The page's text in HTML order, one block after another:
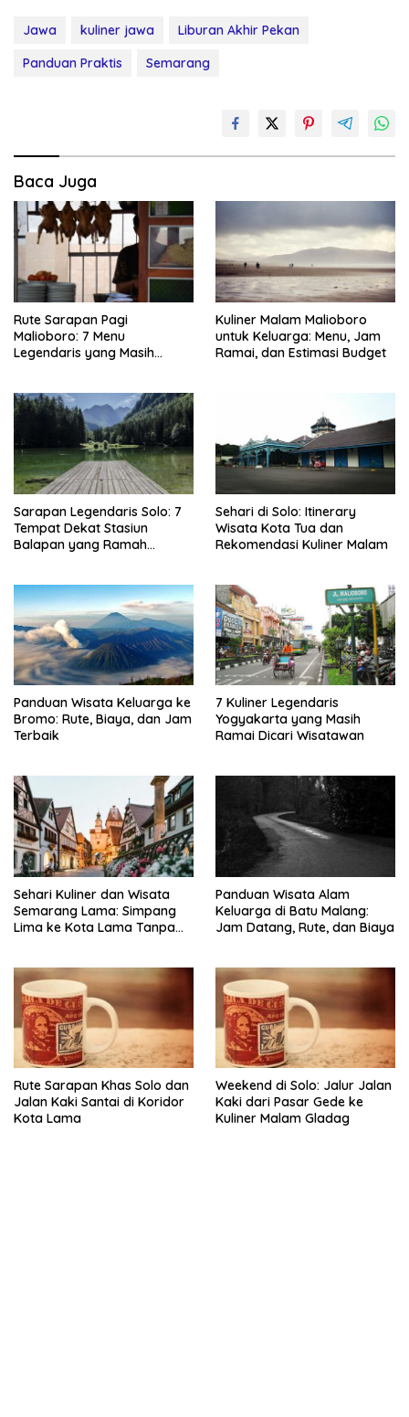
Jawa kuliner jawa
Liburan Akhir Pekan
Panduan Praktis
Semarang
Baca Juga
Rute Sarapan Pagi
Malioboro: 7 Menu
Legendaris yang Masih
Kuliner Malam Malioboro
untuk Keluarga: Menu, Jam
Ramai, dan Estimasi Budget
Sarapan Legendaris Solo: 7
Tempat Dekat Stasiun
Balapan yang Ramah
Sehari di Solo: Itinerary
Wisata Kota Tua dan
Rekomendasi Kuliner Malam
Panduan Wisata Keluarga ke
Bromo: Rute, Biaya, dan Jam
Terbaik
7 Kuliner Legendaris
Yogyakarta yang Masih
Ramai Dicari Wisatawan
Sehari Kuliner dan Wisata
Semarang Lama: Simpang
Lima ke Kota Lama Tanpa
Panduan Wisata Alam
Keluarga di Batu Malang:
Jam Datang, Rute, dan Biaya
Rute Sarapan Khas Solo dan
Jalan Kaki Santai di Koridor
Kota Lama
Weekend di Solo: Jalur Jalan
Kaki dari Pasar Gede ke
Kuliner Malam Gladag